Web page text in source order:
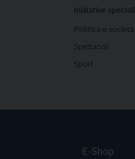
Iniziative speciali
Politica e società
Spettacoli
Sport
E-Shop